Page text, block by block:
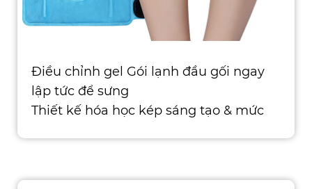
Điều chỉnh gel Gói lạnh đầu gối ngay
lập tức để sưng
Thiết kế hóa học kép sáng tạo & mức